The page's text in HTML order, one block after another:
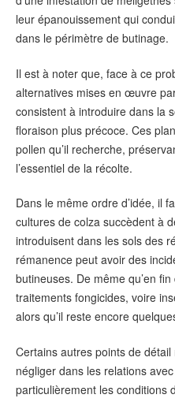
leur épanouissement qui
dans le périmètre de butinage.
Il est à noter que, face à ce
alternatives mises en œuvre
consistent à introduire dans la
floraison plus précoce. Ces
pollen qu’il recherche,
l’essentiel de la récolte.
Dans le même ordre d’idée, il
cultures de colza succèdent à
introduisent dans les sols des
rémanence peut avoir des
butineuses. De même qu’en
traitements fongicides, voire
alors qu’il reste encore
Certains autres points de
négliger dans les relations
particulièrement les conditions